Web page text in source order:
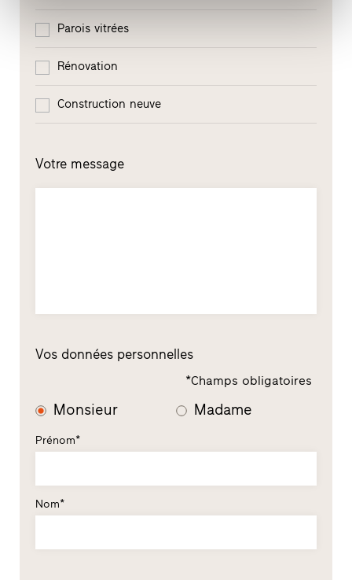
Parois vitrées
Rénovation
Construction neuve
Votre message
Vos données personnelles
*Champs obligatoires
Monsieur Madame
Prénom*
Nom*